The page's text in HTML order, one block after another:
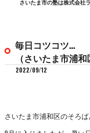
毎日コツコツ…
（さいたま市浦
2022/09/12
さいたま市浦和区のそろば